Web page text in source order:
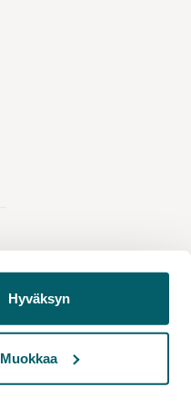
Hyväksyn
Muokkaa